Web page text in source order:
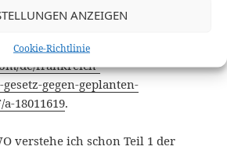
ANZEIGEN
Cookie-Richtlinie
Verschleiß / Planned
schon unter Strafe:
de/frankreich-
gesetz-gegen-geplanten-
18011619.
verstehe ich schon Teil 1 der